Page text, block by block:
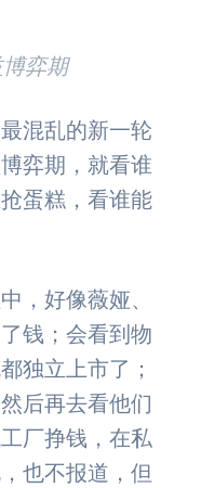
弈期
混乱的新一轮
弈期，就看谁
蛋糕，看谁能
，好像薇娅、
钱；会看到物
独立上市了；
后再去看他们
厂挣钱，在私
也不报道，但